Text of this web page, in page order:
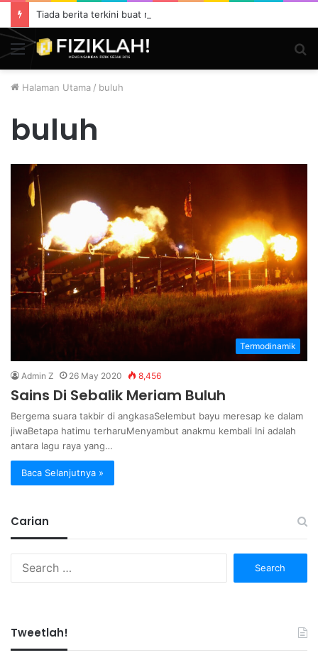
Tiada berita terkini buat masa ini.
Menu
Halaman Utama / buluh
buluh
Termodinamik
Admin Z 26 May 2020 8,456
Sains Di Sebalik Meriam Buluh
Bergema suara takbir di angkasaSelembut bayu meresap ke dalam
jiwaBetapa hatimu terharuMenyambut anakmu kembali Ini adalah
antara lagu raya yang…
Baca Selanjutnya »
Carian
Tweetlah!